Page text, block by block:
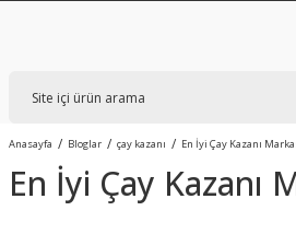
Anasayfa Bloglar çay kazanı En İyi Çay Kazanı
En İyi Çay Kazanı